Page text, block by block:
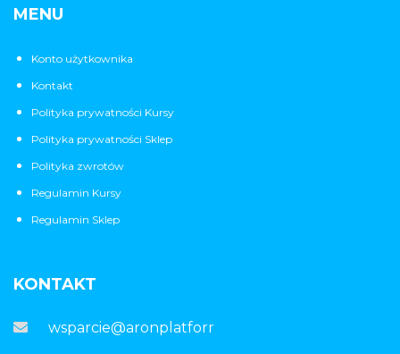
MENU
Konto użytkownika
Kontakt
Polityka prywatności Kursy
Polityka prywatności Sklep
Polityka zwrotów
Regulamin Kursy
Regulamin Sklep
KONTAKT
wsparcie@aronplatforma.pl